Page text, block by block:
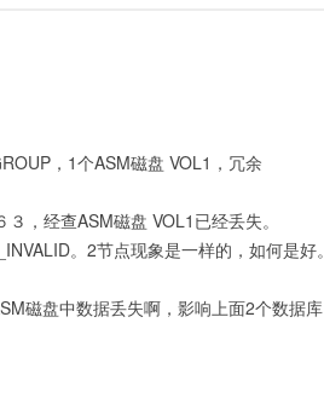
，1个ASM磁盘 VOL1，冗余
，经查ASM磁盘 VOL1已经丢失。
。2节点现象是一样的，如何是好。
磁盘中数据丢失啊，影响上面2个数据库